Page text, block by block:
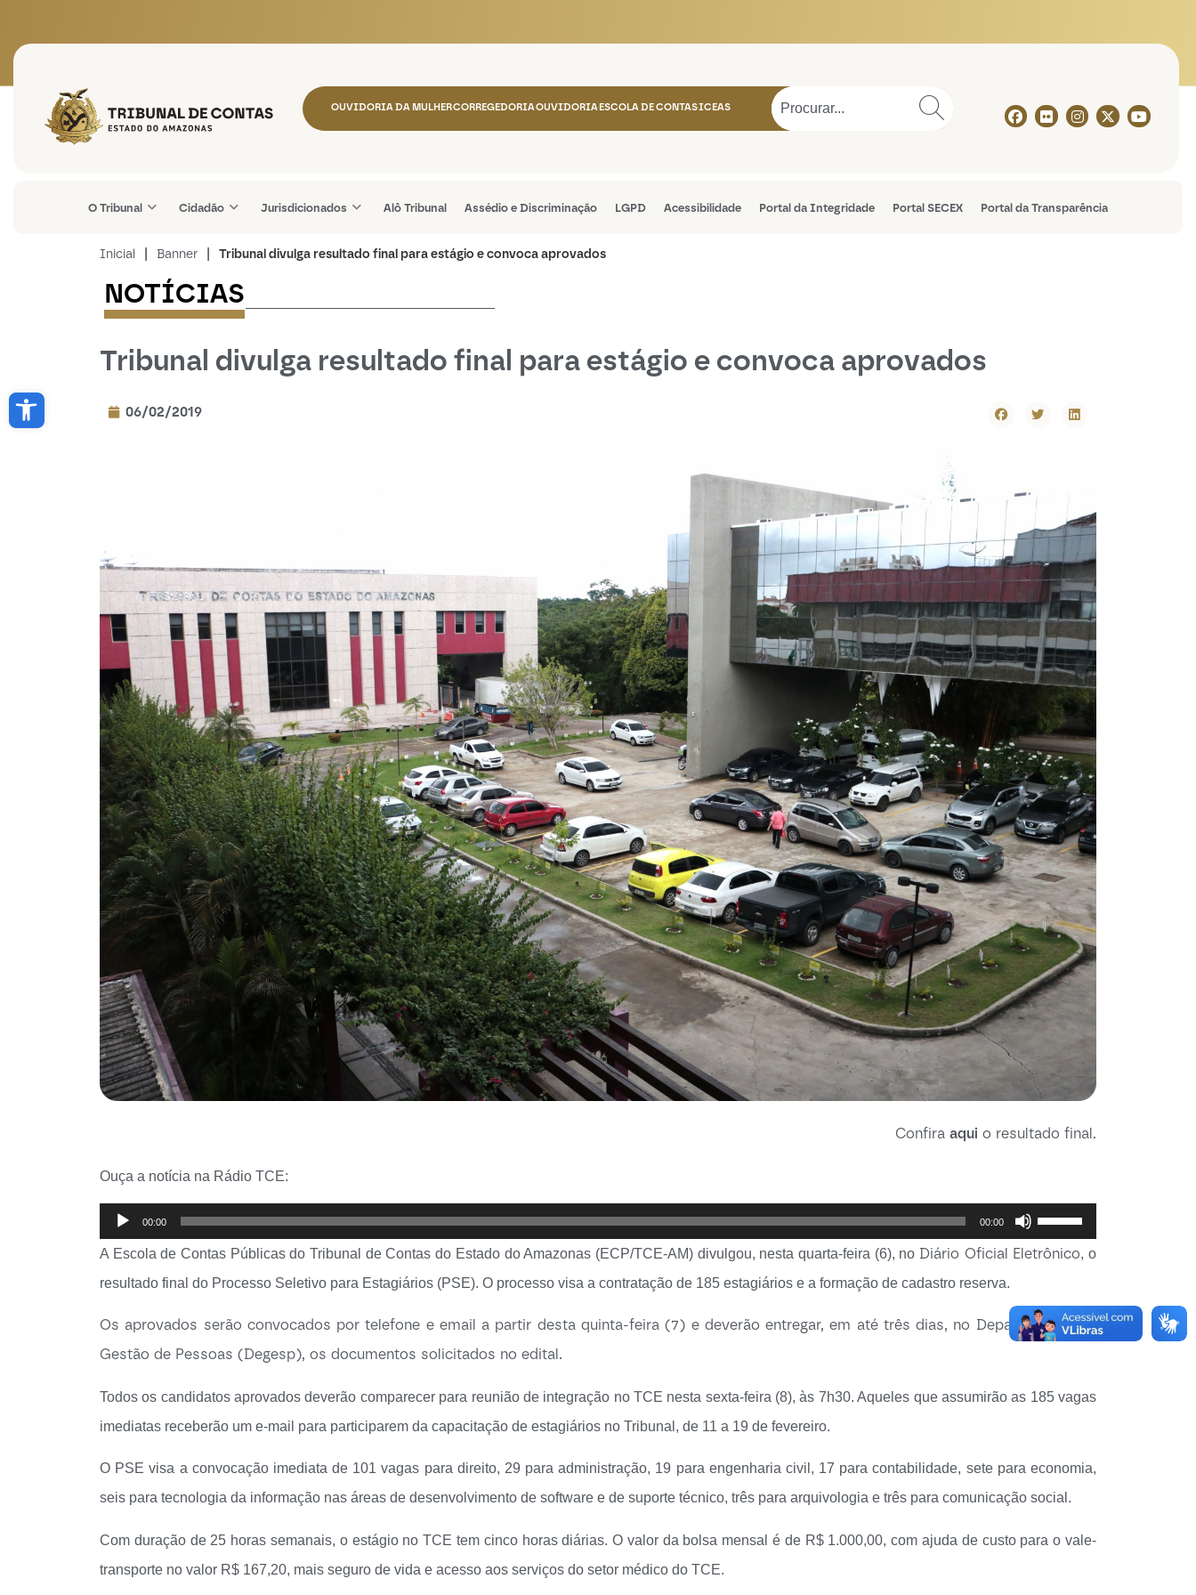
Abrir a barra de ferramentas
Tribunal de Contas do Estado do Amazonas
OUVIDORIA DA MULHERCORREGEDORIAOUVIDORIAESCOLA DE CONTASICEAS
O Tribunal Cidadão Jurisdicionados Alô Tribunal Assédio e Discriminação LGPD Acessibilidade Portal da Integridade Portal SECEX Portal da Transparência
Inicial Banner Tribunal divulga resultado final para estágio e convoca aprovados
NOTÍCIAS
Tribunal divulga resultado final para estágio e convoca aprovados
06/02/2019
Confira aqui o resultado final.
Ouça a notícia na Rádio TCE:
Tocador
de
áudio
00:00 00:00
Use
as
para
cima
para
diminuir
A Escola de Contas Públicas do Tribunal de Contas do Estado do Amazonas (ECP/TCE-AM) divulgou, nesta quarta-feira (6), no Diário Oficial Eletrônico, o
resultado final do Processo Seletivo para Estagiários (PSE). O processo visa a contratação de 185 estagiários e a formação de cadastro reserva.
Os aprovados serão convocados por telefone e email a partir desta quinta-feira (7) e deverão entregar, em até três dias, no Departamento de
Gestão de Pessoas (Degesp), os documentos solicitados no edital.
Todos os candidatos aprovados deverão comparecer para reunião de integração no TCE nesta sexta-feira (8), às 7h30. Aqueles que assumirão as 185 vagas
imediatas receberão um e-mail para participarem da capacitação de estagiários no Tribunal, de 11 a 19 de fevereiro.
O PSE visa a convocação imediata de 101 vagas para direito, 29 para administração, 19 para engenharia civil, 17 para contabilidade, sete para economia,
seis para tecnologia da informação nas áreas de desenvolvimento de software e de suporte técnico, três para arquivologia e três para comunicação social.
Com duração de 25 horas semanais, o estágio no TCE tem cinco horas diárias. O valor da bolsa mensal é de R$ 1.000,00, com ajuda de custo para o vale-
transporte no valor R$ 167,20, mais seguro de vida e acesso aos serviços do setor médico do TCE.